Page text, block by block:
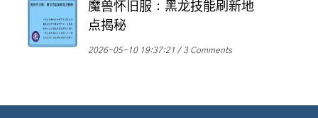
魔兽怀旧服：黑龙技能刷新地
点揭秘
2026-05-10 19:37:21 3 Comments